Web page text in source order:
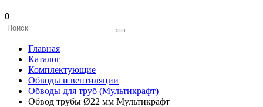
0
Главная
Каталог
Комплектующие
Обводы и вентиляции
Обводы для труб (Мультикрафт)
Обвод трубы Ø22 мм Мультикрафт